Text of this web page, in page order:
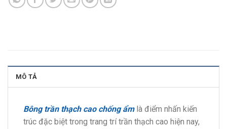
MÔ TẢ
Bông trần thạch cao chống ẩmlà điểm nhấn kiến
trúc đặc biệt trong trang trí trần thạch cao hiện nay,